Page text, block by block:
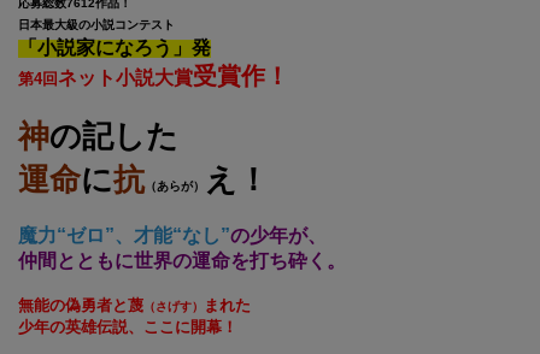
応募総数7612作品！
日本最大級の小説コンテスト
「小説家になろう」発
第4回 ネット小説大賞受賞作！
神の記した
運命に抗（あらが） え！
魔力“ゼロ”、才能“なし”の少年が、
仲間とともに世界の運命を打ち砕く。
無能の偽勇者と蔑 （さげす）
まれた
少年の英雄伝説、ここに開幕！